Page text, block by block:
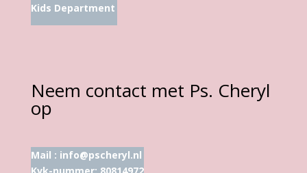
Kids Department
Neem contact met Ps. Cheryl
op
Mail : info@pscheryl.nl